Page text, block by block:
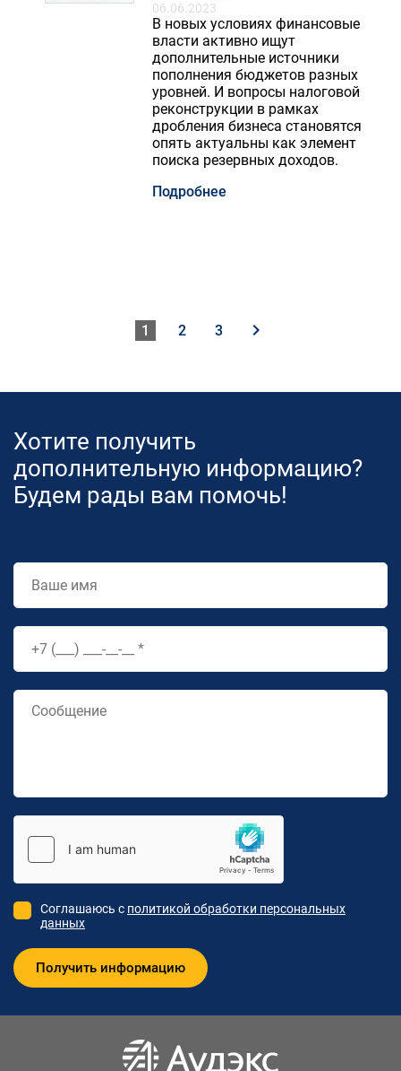
06.06.2023
В новых условиях финансовые
власти активно ищут
дополнительные источники
пополнения бюджетов разных
уровней. И вопросы налоговой
реконструкции в рамках
дробления бизнеса становятся
опять актуальны как элемент
поиска резервных доходов.
Подробнее
1 2 3 keyboard_arrow_right
Хотите получить
дополнительную информацию?
Будем рады вам помочь!
Соглашаюсь с политикой обработки персональных
данных